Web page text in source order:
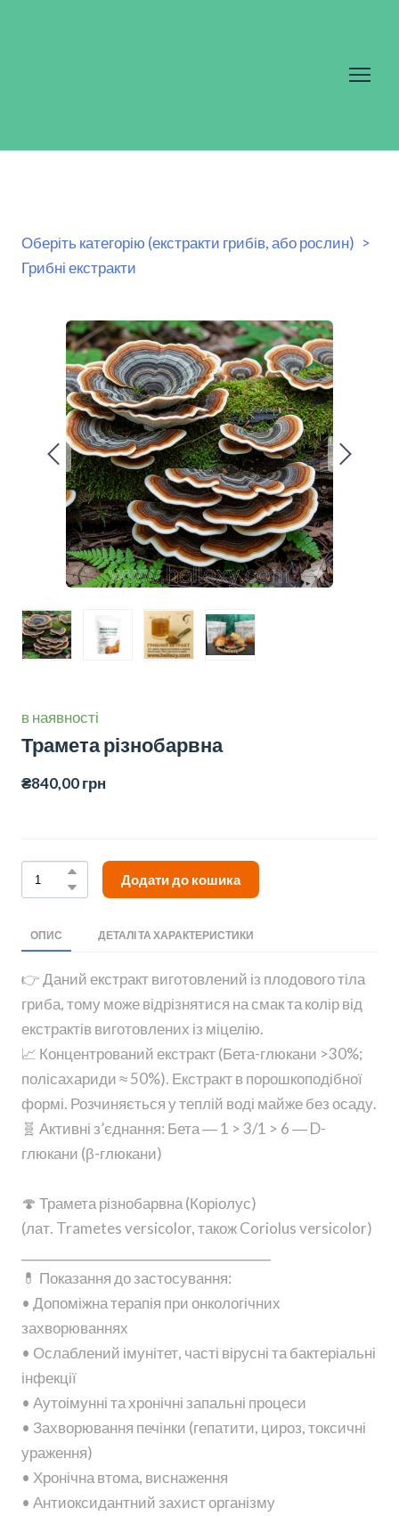
Оберіть категорію (екстракти грибів, або рослин)
Грибні екстракти
в наявності
Трамета різнобарвна
₴840,00 грн
Додати до кошика
ОПИС ДЕТАЛІ ТА ХАРАКТЕРИСТИКИ
👉 Даний екстракт виготовлений із плодового тіла
гриба, тому може відрізнятися на смак та колір від
екстрактів виготовлених із міцелію.
📈 Концентрований екстракт (Бета-глюкани >30%;
полісахариди ≈ 50%). Екстракт в порошкоподібної
формі. Розчиняється у теплій воді майже без осаду.
🧬 Активні з’єднання: Бета ― 1 > 3/1 > 6 ― D-
глюкани (β-глюкани)
🍄 Трамета різнобарвна (Коріолус)
(лат. Trametes versicolor, також Coriolus versicolor)
💊 Показання до застосування:
• Допоміжна терапія при онкологічних
захворюваннях
• Ослаблений імунітет, часті вірусні та бактеріальні
інфекції
• Аутоімунні та хронічні запальні процеси
• Захворювання печінки (гепатити, цироз, токсичні
ураження)
• Хронічна втома, виснаження
• Антиоксидантний захист організму